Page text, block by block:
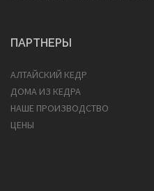
ПАРТНЕРЫ
АЛТАЙСКИЙ КЕДР
ДОМА ИЗ КЕДРА
НАШЕ ПРОИЗВОДСТВО
ЦЕНЫ